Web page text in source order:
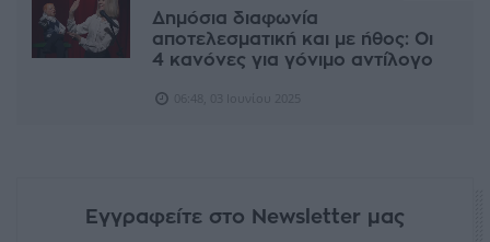
Δημόσια διαφωνία
αποτελεσματική και με ήθος: Οι
4 κανόνες για γόνιμο αντίλογο
Εγγραφείτε στο Newsletter μας